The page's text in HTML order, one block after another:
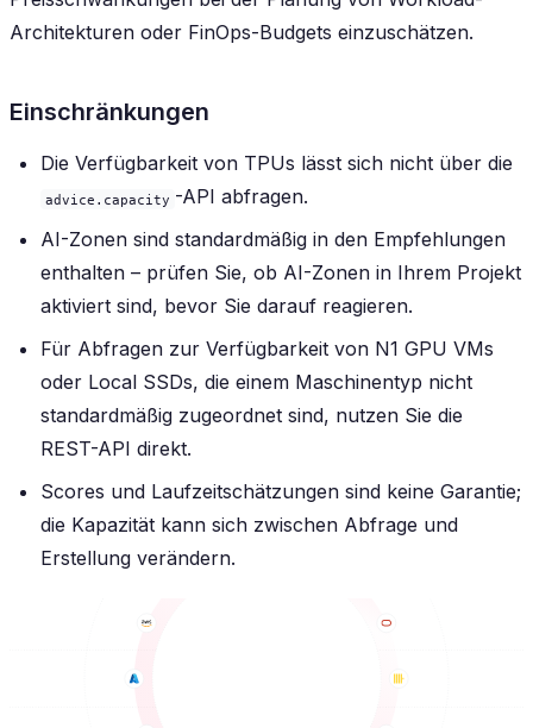
Architekturen oder FinOps-Budgets einzuschätzen.
Einschränkungen
Die Verfügbarkeit von TPUs lässt sich nicht über die
advice.capacity -API abfragen.
AI-Zonen sind standardmäßig in den Empfehlungen
enthalten – prüfen Sie, ob AI-Zonen in Ihrem Projekt
aktiviert sind, bevor Sie darauf reagieren.
Für Abfragen zur Verfügbarkeit von N1 GPU VMs
oder Local SSDs, die einem Maschinentyp nicht
standardmäßig zugeordnet sind, nutzen Sie die
REST-API direkt.
Scores und Laufzeitschätzungen sind keine Garantie;
die Kapazität kann sich zwischen Abfrage und
Erstellung verändern.